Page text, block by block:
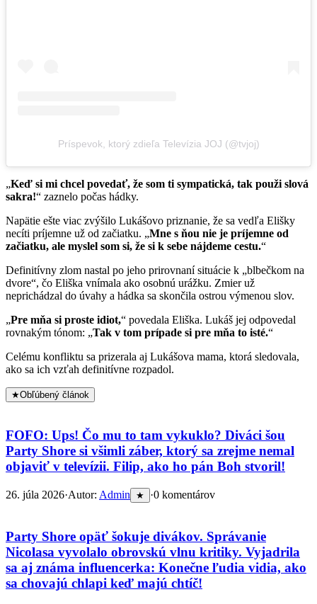
Príspevok, ktorý zdieľa Televízia JOJ (@tvjoj)
„Keď si mi chcel povedať, že som ti sympatická, tak použi slová
sakra!“ zaznelo počas hádky.
Napätie ešte viac zvýšilo Lukášovo priznanie, že sa vedľa Elišky
necíti príjemne už od začiatku. „Mne s ňou nie je príjemne od
začiatku, ale myslel som si, že si k sebe nájdeme cestu.“
Definitívny zlom nastal po jeho prirovnaní situácie k „blbečkom na
dvore“, čo Eliška vnímala ako osobnú urážku. Zmier už
neprichádzal do úvahy a hádka sa skončila ostrou výmenou slov.
„Pre mňa si proste idiot,“ povedala Eliška. Lukáš jej odpovedal
rovnakým tónom: „Tak v tom prípade si pre mňa to isté.“
Celému konfliktu sa prizerala aj Lukášova mama, ktorá sledovala,
ako sa ich vzťah definitívne rozpadol.
★Obľúbený článok
FOFO: Ups! Čo mu to tam vykuklo? Diváci šou
Party Shore si všimli záber, ktorý sa zrejme nemal
objaviť v televízii. Filip, ako ho pán Boh stvoril!
26. júla 2026·Autor: Admin ★ ·0 komentárov
Party Shore opäť šokuje divákov. Správanie
Nicolasa vyvolalo obrovskú vlnu kritiky. Vyjadrila
sa aj známa influencerka: Konečne ľudia vidia, ako
sa chovajú chlapi keď majú chtíč!